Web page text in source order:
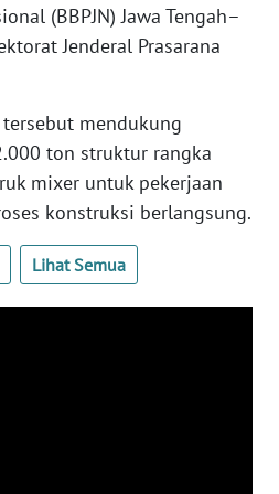
(BBPJN) Jawa Tengah–
Jenderal Prasarana
mendukung
ton struktur rangka
mixer untuk pekerjaan
konstruksi berlangsung.
Lihat Semua